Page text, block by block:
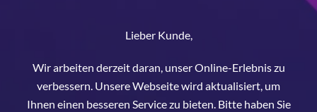
Lieber Kunde,
Wir arbeiten derzeit daran, unser Online-Erlebnis zu
verbessern. Unsere Webseite wird aktualisiert, um
Ihnen einen besseren Service zu bieten. Bitte haben Sie